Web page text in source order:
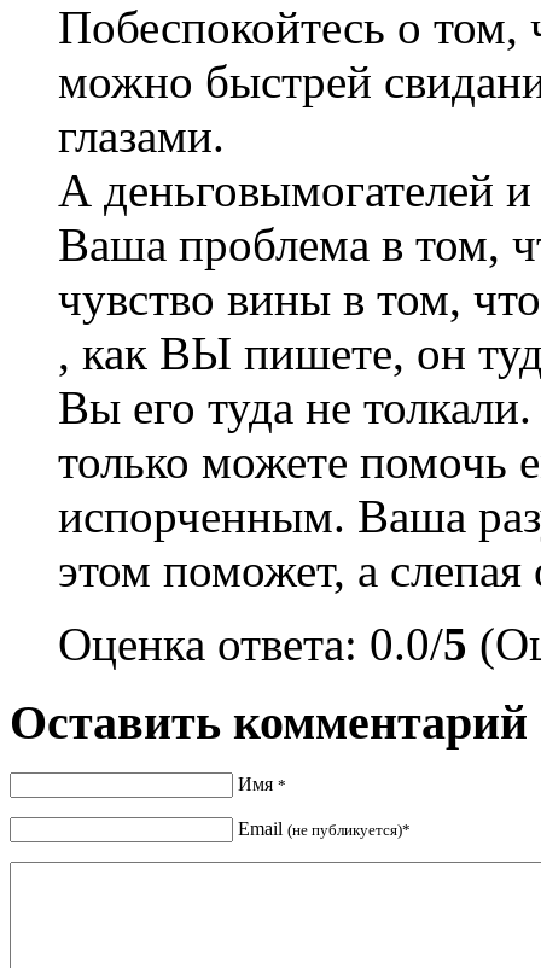
Побеспокойтесь о
можно быстрей
глазами.
А деньговымогателей и
Ваша проблема в том,
чувство вины в том,
, как ВЫ пишете, он
Вы его туда не
только можете помочь
испорченным. Ваша
этом поможет, а слепая
Оценка ответа: 0.0/5
Оставить комментарий
Имя *
Email (не публикуется)*